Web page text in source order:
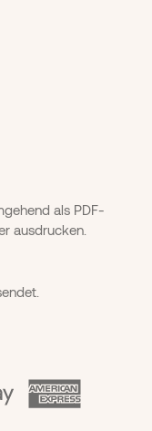
als PDF-
ausdrucken.